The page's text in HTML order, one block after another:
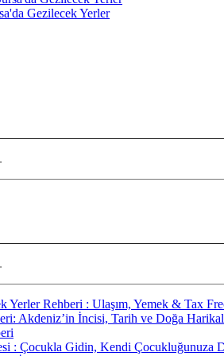
Gezilecek Yerler
Yerler Rehberi : Ulaşım, Yemek & Tax
Akdeniz’in İncisi, Tarih ve Doğa
: Çocukla Gidin, Kendi Çocukluğunuza